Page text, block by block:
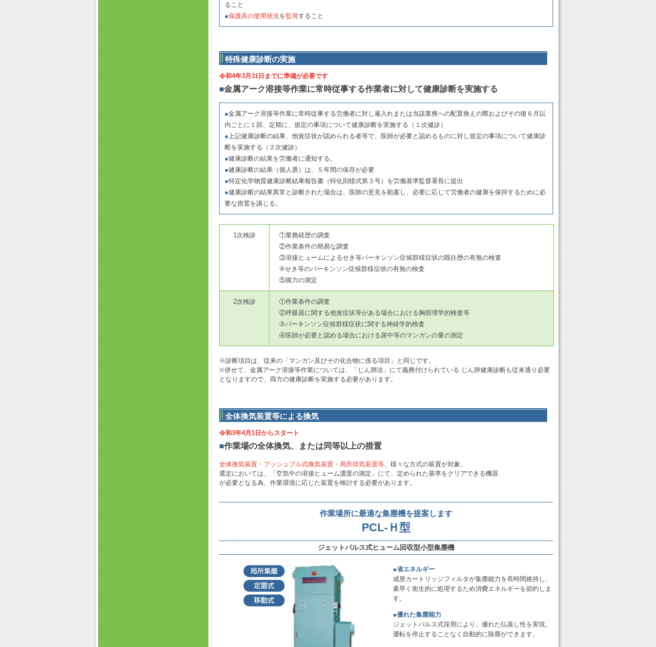
ること
●保護具の使用状況を監視すること
特殊健康診断の実施
令和4年3月31日までに準備が必要です
■金属アーク溶接等作業に常時従事する作業者に対して健康診断を実施する
●金属アーク溶接等作業に常時従事する労働者に対し雇入れまたは当該業務への配置換えの際およびその後６月以
内ごとに１回、定期に、規定の事項について健康診断を実施する（１次健診）
●上記健康診断の結果、他覚症状が認められる者等で、医師が必要と認めるものに対し規定の事項について健康診
断を実施する（２次健診）
●健康診断の結果を労働者に通知する。
●健康診断の結果（個人票）は、５年間の保存が必要
●特定化学物質健康診断結果報告書（特化則様式第３号）を労働基準監督署長に提出
●健康診断の結果異常と診断された場合は、医師の意見を勘案し、必要に応じて労働者の健康を保持するために必
要な措置を講じる。
1次検診
①業務経歴の調査
②作業条件の簡易な調査
③溶接ヒュームによるせき等パーキンソン症候群様症状の既往歴の有無の検査
④せき等のパーキンソン症候群様症状の有無の検査
⑤握力の測定
2次検診
①作業条件の調査
②呼吸器に関する他覚症状等がある場合における胸部理学的検査等
③パーキンソン症候群様症状に関する神経学的検査
④医師が必要と認める場合における尿中等のマンガンの量の測定
※診断項目は、従来の「マンガン及びその化合物に係る項目」と同じです。
※併せて、金属アーク溶接等作業については、「じん肺法」にて義務付けられている じん肺健康診断も従来通り必要
となりますので、両方の健康診断を実施する必要があります。
全体換気装置等による換気
令和3年4月1日からスタート
■作業場の全体換気、または同等以上の措置
全体換気装置・プッシュプル式換気装置・局所排気装置等、 様々な方式の装置が対象。
選定においては、「空気中の溶接ヒューム濃度の測定」にて、定められた基準をクリアできる機器
が必要となる為、作業環境に応じた装置を検討する必要があります。
作業場所に最適な集塵機を提案します
PCL-Ｈ型
ジェットパルス式ヒューム回収型小型集塵機
●省エネルギー
成形カートリッジフィルタが集塵能力を長時間維持し、
素早く衛生的に処理するため消費エネルギーを節約しま
す。
●優れた集塵能力
ジェットパルス式採用により、優れた払落し性を実現。
運転を停止することなく自動的に除塵ができます。